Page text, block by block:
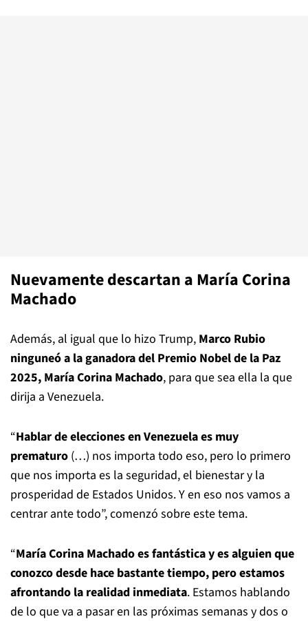
Nuevamente descartan a María Corina
Machado
Además, al igual que lo hizo Trump, Marco Rubio
ninguneó a la ganadora del Premio Nobel de la Paz
2025, María Corina Machado, para que sea ella la que
dirija a Venezuela.
“Hablar de elecciones en Venezuela es muy
prematuro (…) nos importa todo eso, pero lo primero
que nos importa es la seguridad, el bienestar y la
prosperidad de Estados Unidos. Y en eso nos vamos a
centrar ante todo”, comenzó sobre este tema.
“María Corina Machadoes fantástica y es alguien que
conozco desde hace bastante tiempo, pero estamos
afrontando la realidad inmediata. Estamos hablando
de lo que va a pasar en las próximas semanas y dos o